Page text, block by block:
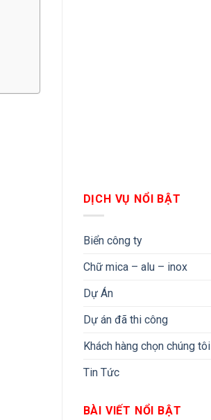
DỊCH VỤ NỔI BẬT
Biển công ty
Chữ mica – alu – inox
Dự Án
Dự án đã thi công
Khách hàng chọn chúng tôi
Tin Tức
BÀI VIẾT NỔI BẬT